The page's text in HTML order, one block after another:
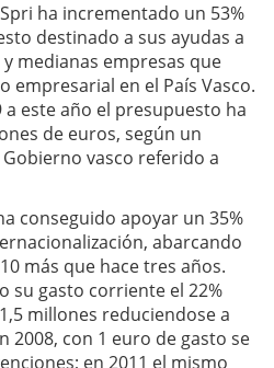
ha incrementado un 53%
destinado a sus ayudas a
medianas empresas que
empresarial en el País Vasco.
a este año el presupuesto ha
de euros, según un
vasco referido a
conseguido apoyar un 35%
abarcando
más que hace tres años.
su gasto corriente el 22%
millones reduciendose a
2008, con 1 euro de gasto se
en 2011 el mismo